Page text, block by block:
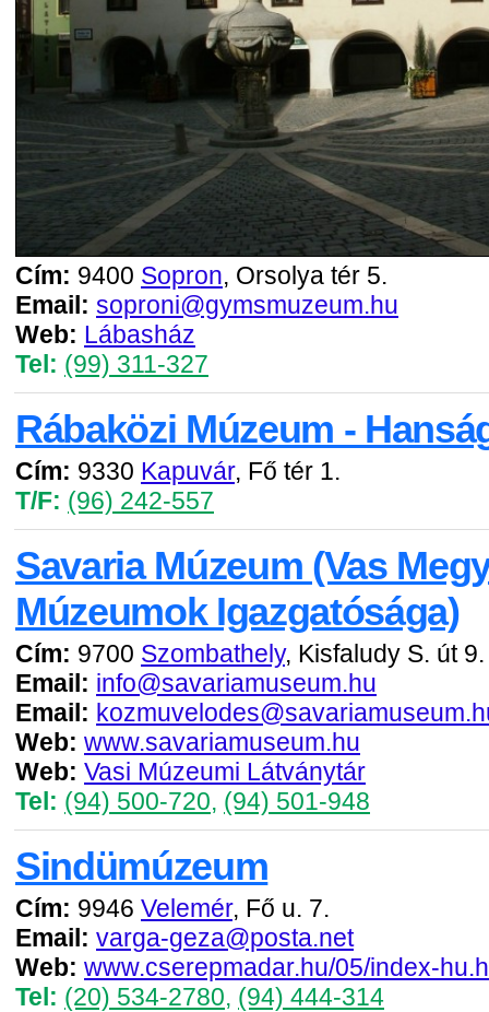
Cím: 9400 Sopron, Orsolya tér 5.
Email: soproni@gymsmuzeum.hu
Web: Lábasház
Tel: (99) 311-327
Rábaközi Múzeum -
Cím: 9330 Kapuvár, Fő tér 1.
T/F: (96) 242-557
Savaria Múzeum (Vas
Múzeumok Igazgatósága)
Cím: 9700 Szombathely, Kisfaludy S. út 9.
Email: info@savariamuseum.hu
Email:
Web: www.savariamuseum.hu
Web: Vasi Múzeumi Látványtár
Tel: (94) 500-720, (94) 501-948
Sindümúzeum
Cím: 9946 Velemér, Fő u. 7.
Email: varga-geza@posta.net
Web: www.cserepmadar.hu/05/index-
Tel: (20) 534-2780, (94) 444-314